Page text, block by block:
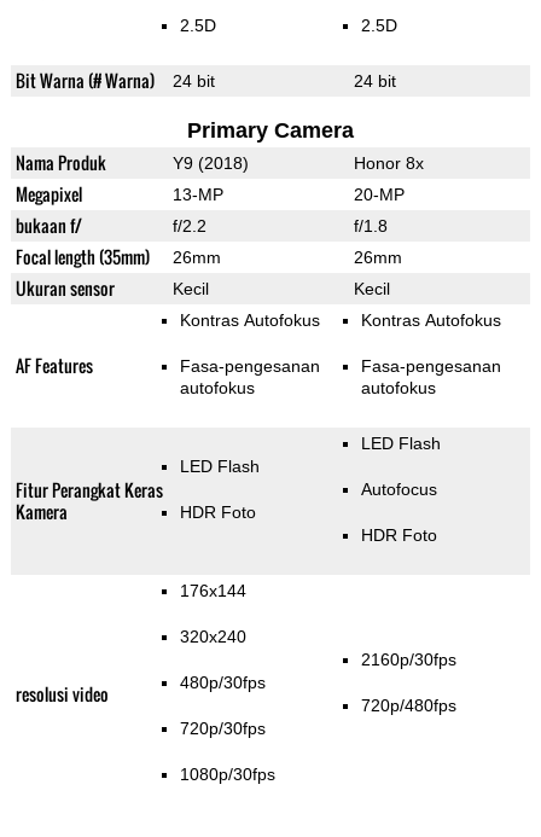
2.5D 2.5D
Bit Warna (# Warna) 24 bit 24 bit
Primary Camera
Nama Produk Y9 (2018) Honor 8x
Megapixel 13-MP 20-MP
bukaan f/ f/2.2 f/1.8
Focal length (35mm) 26mm 26mm
Ukuran sensor Kecil Kecil
AF Features
Kontras Autofokus
Fasa-pengesanan
autofokus
Kontras Autofokus
Fasa-pengesanan
autofokus
Fitur Perangkat Keras
Kamera
LED Flash
HDR Foto
LED Flash
Autofocus
HDR Foto
resolusi video
176x144
320x240
480p/30fps
720p/30fps
1080p/30fps
2160p/30fps
720p/480fps